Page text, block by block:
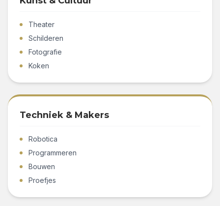
Theater
Schilderen
Fotografie
Koken
Techniek & Makers
Robotica
Programmeren
Bouwen
Proefjes